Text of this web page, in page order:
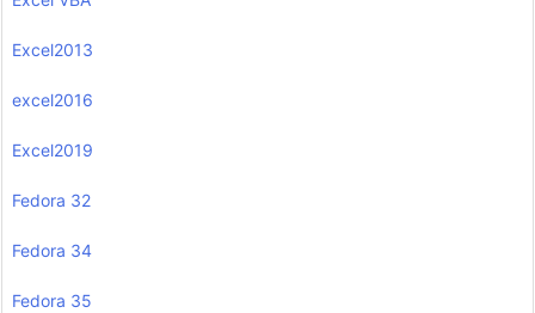
Excel2013
excel2016
Excel2019
Fedora 32
Fedora 34
Fedora 35